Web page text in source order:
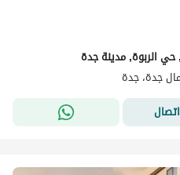
الربوة, مدينة جدة
جدة، جدة
اتصال